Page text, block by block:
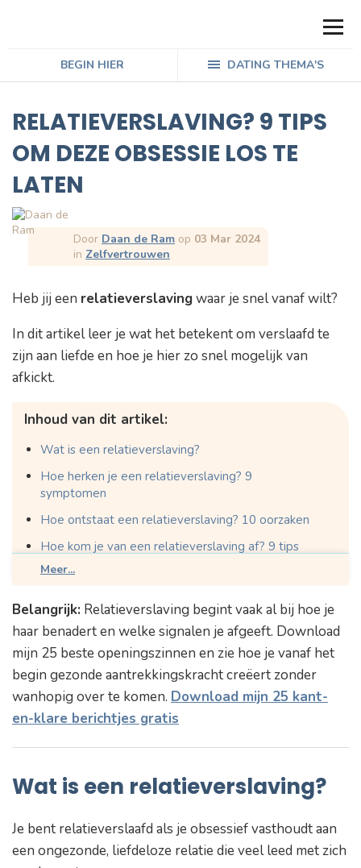
BEGIN HIER DATING THEMA'S
RELATIEVERSLAVING? 9 TIPS
OM DEZE OBSESSIE LOS TE
LATEN
Door Daan de Ram op 03 Mar 2024
in Zelfvertrouwen
Heb jij een relatieverslavingwaar je snel vanaf wilt?
In dit artikel leer je wat het betekent om verslaafd te
zijn aan liefde en hoe je hier zo snel mogelijk van
afkickt.
Inhoud van dit artikel:
Wat is een relatieverslaving?
Hoe herken je een relatieverslaving? 9
symptomen
Hoe ontstaat een relatieverslaving? 10 oorzaken
Hoe kom je van een relatieverslaving af? 9 tips
Meer...
Belangrijk: Relatieverslaving begint vaak al bij hoe je
haar benadert en welke signalen je afgeeft. Download
mijn 25 beste openingszinnen en zie hoe je vanaf het
begin gezonde aantrekkingskracht creëert zonder
wanhopig over te komen. Download mijn 25 kant-
en-klare berichtjes gratis
Wat is een relatieverslaving?
Je bent relatieverslaafd als je obsessief vasthoudt aan
een ongezonde, liefdeloze relatie die veel leed met zich